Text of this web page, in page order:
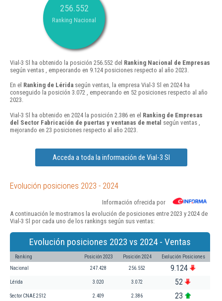
256.552
Ranking Nacional
Vial-3 Sl ha obtenido la posición 256.552 del Ranking Nacional de Empresas
según ventas , empeorando en 9.124 posiciones respecto al año 2023.
En el Ranking de Lérida según ventas, la empresa Vial-3 Sl en 2024 ha
conseguido la posición 3.072 , empeorando en 52 posiciones respecto al año
2023.
Vial-3 Sl ha obtenido en 2024 la posición 2.386 en el Ranking de Empresas
del Sector Fabricación de puertas y ventanas de metal según ventas ,
mejorando en 23 posiciones respecto al año 2023.
Acceda a toda la información de Vial-3 Sl
Evolución posiciones 2023 - 2024
Información ofrecida por
A continuación le mostramos la evolución de posiciones entre 2023 y 2024 de
Vial-3 Sl por cada uno de los rankings según sus ventas:
Evolución posiciones 2023 vs 2024 - Ventas
Ranking Posición 2023 Posición 2024 Evolución Posiciones
Nacional 247.428 256.552 9.124
Lérida 3.020 3.072 52
Sector CNAE 2512 2.409 2.386 23